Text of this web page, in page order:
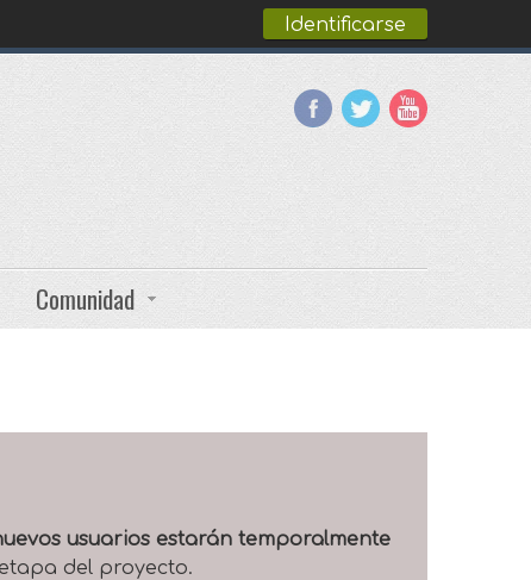
Identificarse
Comunidad
usuarios estarán temporalmente
del proyecto.